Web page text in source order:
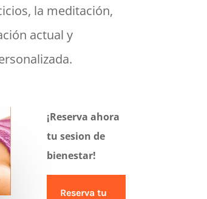
la meditación,
actual y
¡Reserva ahora
tu sesion de
bienestar!
Reserva tu